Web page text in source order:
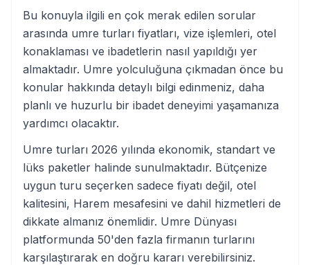
Bu konuyla ilgili en çok merak edilen sorular
arasında umre turları fiyatları, vize işlemleri, otel
konaklaması ve ibadetlerin nasıl yapıldığı yer
almaktadır. Umre yolculuğuna çıkmadan önce bu
konular hakkında detaylı bilgi edinmeniz, daha
planlı ve huzurlu bir ibadet deneyimi yaşamanıza
yardımcı olacaktır.
Umre turları 2026 yılında ekonomik, standart ve
lüks paketler halinde sunulmaktadır. Bütçenize
uygun turu seçerken sadece fiyatı değil, otel
kalitesini, Harem mesafesini ve dahil hizmetleri de
dikkate almanız önemlidir. Umre Dünyası
platformunda 50'den fazla firmanın turlarını
karşılaştırarak en doğru kararı verebilirsiniz.